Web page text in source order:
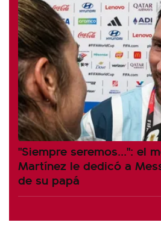
"Siempre seremos...": el
Martínez le dedicó a
de su papá